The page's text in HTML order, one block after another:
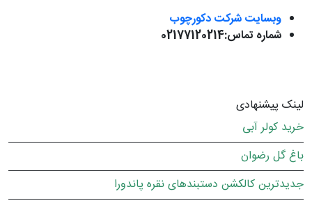
وبسایت شرکت دکورچوب
شماره تماس:02177120214
لینک پیشنهادی
خرید کولر آبی
باغ گل رضوان
جدیدترین کالکشن دستبندهای نقره پاندورا